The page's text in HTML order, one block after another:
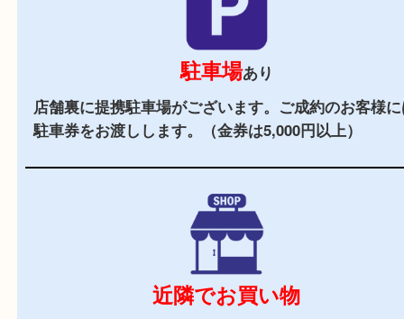
全国2,000店舗以上
お客様でも安心してご来店いただけます。